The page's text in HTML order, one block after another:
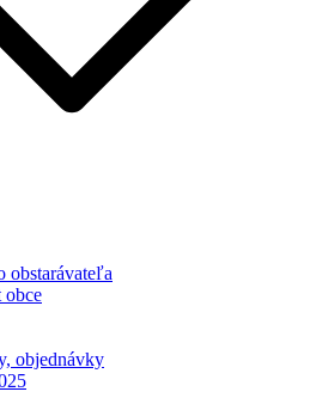
obstarávateľa
obce
objednávky